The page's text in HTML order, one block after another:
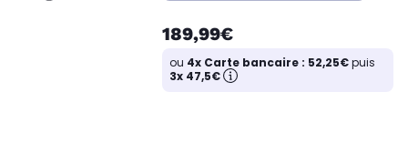
189,99€
ou 4x Carte bancaire : 52,25€puis
3x 47,5€